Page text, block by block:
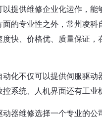
以提供维修企业化运作，
面的专业性之外，常州凌
度快、价格优、质量保证
动化不仅可以提供伺服驱
控系统、人机界面还有工业
动器维修选择一个专业的